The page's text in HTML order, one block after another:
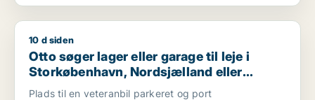
Otto søger lager eller garage til leje i Storkøbenhavn,
10 d siden
Otto søger lager eller garage til leje i
Storkøbenhavn, Nordsjælland eller
Region Sjælland
Plads til en veteranbil parkeret og port